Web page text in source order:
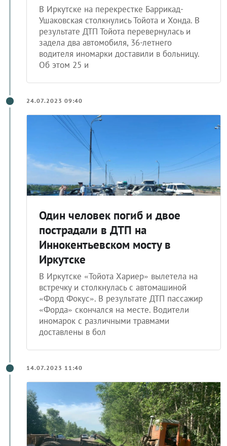
В Иркутске на перекрестке Баррикад-
Ушаковская столкнулись Тойота и Хонда. В
результате ДТП Тойота перевернулась и
задела два автомобиля, 36-летнего
водителя иномарки доставили в больницу.
Об этом 25 и
24.07.2023 09:40
Один человек погиб и двое
пострадали в ДТП на
Иннокентьевском мосту в
Иркутске
В Иркутске «Тойота Хариер» вылетела на
встречку и столкнулась с автомашиной
«Форд Фокус». В результате ДТП пассажир
«Форда» скончался на месте. Водители
иномарок с различными травмами
доставлены в бол
14.07.2023 11:40